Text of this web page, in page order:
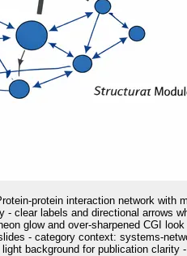
protein interaction network with
- clear labels and directional arrows
glow and over-sharpened CGI
- category context: systems-
background for publication